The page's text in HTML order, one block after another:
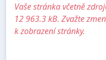
Vaše stránka včetně
12 963.3 kB. Zvažte
k zobrazení stránky.